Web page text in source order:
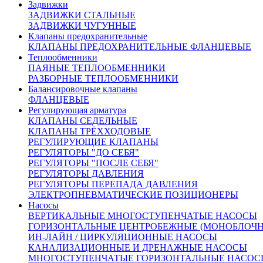
Задвижки
ЗАДВИЖКИ СТАЛЬНЫЕ
ЗАДВИЖКИ ЧУГУННЫЕ
Клапаны предохранительные
КЛАПАНЫ ПРЕДОХРАНИТЕЛЬНЫЕ ФЛАНЦЕВЫЕ
Теплообменники
ПАЯНЫЕ ТЕПЛООБМЕННИКИ
РАЗБОРНЫЕ ТЕПЛООБМЕННИКИ
Балансировочные клапаны
ФЛАНЦЕВЫЕ
Регулирующая арматура
КЛАПАНЫ СЕДЕЛЬНЫЕ
КЛАПАНЫ ТРЁХХОДОВЫЕ
РЕГУЛИРУЮЩИЕ КЛАПАНЫ
РЕГУЛЯТОРЫ "ДО СЕБЯ"
РЕГУЛЯТОРЫ "ПОСЛЕ СЕБЯ"
РЕГУЛЯТОРЫ ДАВЛЕНИЯ
РЕГУЛЯТОРЫ ПЕРЕПАДА ДАВЛЕНИЯ
ЭЛЕКТРОПНЕВМАТИЧЕСКИЕ ПОЗИЦИОНЕРЫ
Насосы
ВЕРТИКАЛЬНЫЕ МНОГОСТУПЕНЧАТЫЕ НАСОСЫ
ГОРИЗОНТАЛЬНЫЕ ЦЕНТРОБЕЖНЫЕ
ИН-ЛАЙН / ЦИРКУЛЯЦИОННЫЕ НАСОСЫ
КАНАЛИЗАЦИОННЫЕ И ДРЕНАЖНЫЕ НАСОСЫ
МНОГОСТУПЕНЧАТЫЕ ГОРИЗОНТАЛЬНЫЕ
1-(0,04...0,16); 2-(0,1...0,4); 3-(0,3...0,7).
Условная пропускная способность, Kv, куб.м/ч:
10; 16.
Зона нечувствительности, %: не более 6.
Относит. протечка, % от Kv: 0,1.
Размеры:
L=200 мм (строительная длина)
H=610 мм
Материалы
Корпус
чугун СЧ 20
Запорный узел
нержавеющая сталь
Мембрана
привода
мембранное полотно
Уплотнение
плунжера
фторопласт Ф-4, термостойкая
резина
Описание: